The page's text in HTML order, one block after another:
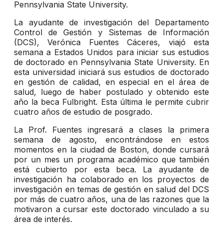
Pennsylvania State University.
La ayudante de investigación del Departamento
Control de Gestión y Sistemas de Información
(DCS), Verónica Fuentes Cáceres, viajó esta
semana a Estados Unidos para iniciar sus estudios
de doctorado en Pennsylvania State University. En
esta universidad iniciará sus estudios de doctorado
en gestión de calidad, en especial en el área de
salud, luego de haber postulado y obtenido este
año la beca Fulbright. Esta última le permite cubrir
cuatro años de estudio de posgrado.
La Prof. Fuentes ingresará a clases la primera
semana de agosto, encontrándose en estos
momentos en la ciudad de Boston, donde cursará
por un mes un programa académico que también
está cubierto por esta beca. La ayudante de
investigación ha colaborado en los proyectos de
investigación en temas de gestión en salud del DCS
por más de cuatro años, una de las razones que la
motivaron a cursar este doctorado vinculado a su
área de interés.